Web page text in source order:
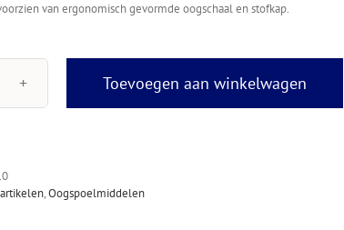
van ergonomisch gevormde oogschaal en stofkap.
Toevoegen aan winkelwagen
,Oogspoelmiddelen